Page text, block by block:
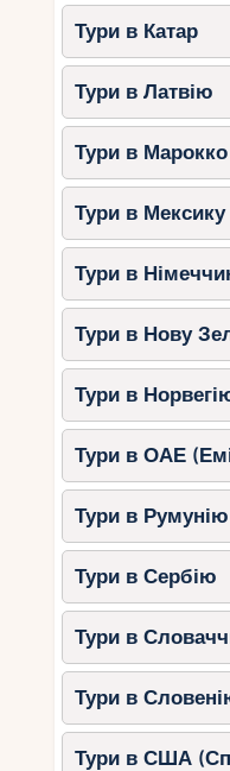
Тури в Катар
Тури в Латвію
Тури в Марокко
Тури в Мексику
Тури в
Тури в Нову
Тури в
Тури в ОАЕ
Тури в Румунію
Тури в Сербію
Тури в
Тури в
Тури в США